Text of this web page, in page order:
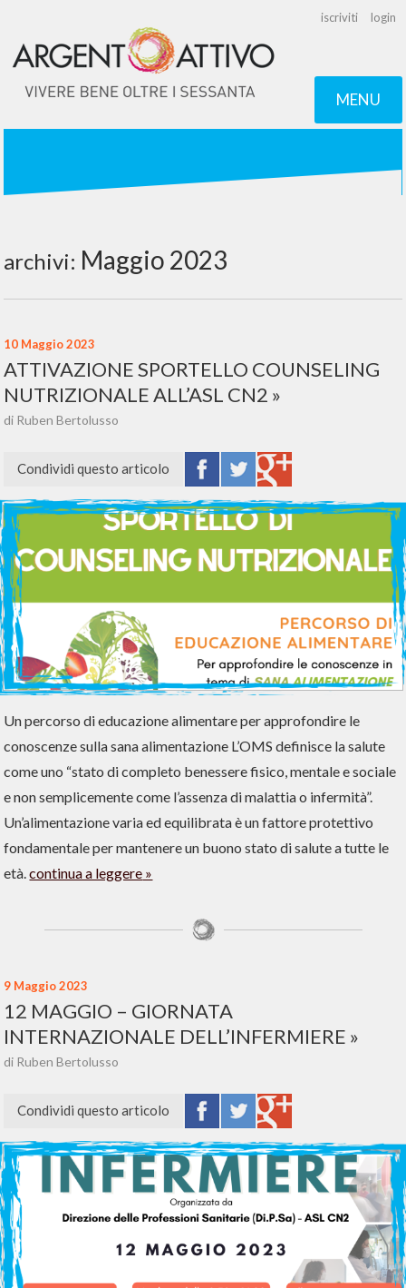
iscriviti login
MENU
archivi: Maggio 2023
10 Maggio 2023
ATTIVAZIONE SPORTELLO COUNSELING
NUTRIZIONALE ALL’ASL CN2
di Ruben Bertolusso
Condividi questo articolo
Un percorso di educazione alimentare per approfondire le
conoscenze sulla sana alimentazione L’OMS definisce la salute
come uno “stato di completo benessere fisico, mentale e sociale
e non semplicemente come l’assenza di malattia o infermità”.
Un’alimentazione varia ed equilibrata è un fattore protettivo
fondamentale per mantenere un buono stato di salute a tutte le
età.continua a leggere
9 Maggio 2023
12 MAGGIO – GIORNATA
INTERNAZIONALE DELL’INFERMIERE
di Ruben Bertolusso
Condividi questo articolo